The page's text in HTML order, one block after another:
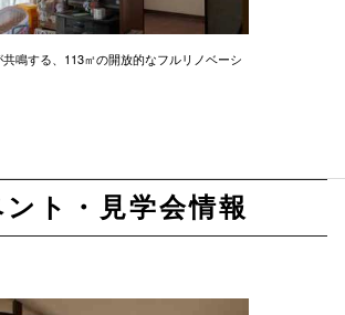
鳴する、113㎡の開放的なフルリノベーシ
ント・見学会情報